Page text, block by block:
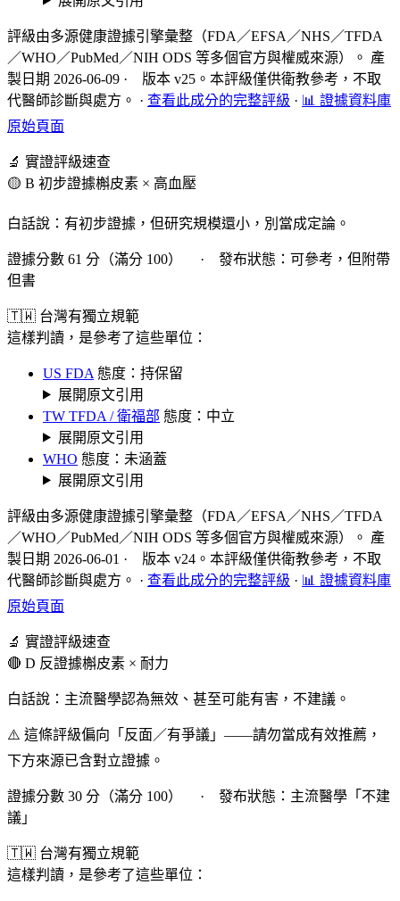
評級由多源健康證據引擎彙整（FDA／EFSA／NHS／TFDA
／WHO／PubMed／NIH ODS 等多個官方與權威來源）。 產
製日期 2026-06-09 · 版本 v25。本評級僅供衛教參考，不取
代醫師診斷與處方。 · 查看此成分的完整評級 · 📊 證據資料庫
原始頁面
🔬 實證評級速查
🟡 B 初步證據槲皮素 × 高血壓
白話說：有初步證據，但研究規模還小，別當成定論。
證據分數 61 分（滿分 100） · 發布狀態：可參考，但附帶
但書
🇹🇼 台灣有獨立規範
這樣判讀，是參考了這些單位：
US FDA 態度：持保留
展開原文引用
TW TFDA / 衛福部 態度：中立
展開原文引用
WHO 態度：未涵蓋
展開原文引用
評級由多源健康證據引擎彙整（FDA／EFSA／NHS／TFDA
／WHO／PubMed／NIH ODS 等多個官方與權威來源）。 產
製日期 2026-06-01 · 版本 v24。本評級僅供衛教參考，不取
代醫師診斷與處方。 · 查看此成分的完整評級 · 📊 證據資料庫
原始頁面
🔬 實證評級速查
🔴 D 反證據槲皮素 × 耐力
白話說：主流醫學認為無效、甚至可能有害，不建議。
⚠️ 這條評級偏向「反面／有爭議」——請勿當成有效推薦，
下方來源已含對立證據。
證據分數 30 分（滿分 100） · 發布狀態：主流醫學「不建
議」
🇹🇼 台灣有獨立規範
這樣判讀，是參考了這些單位：